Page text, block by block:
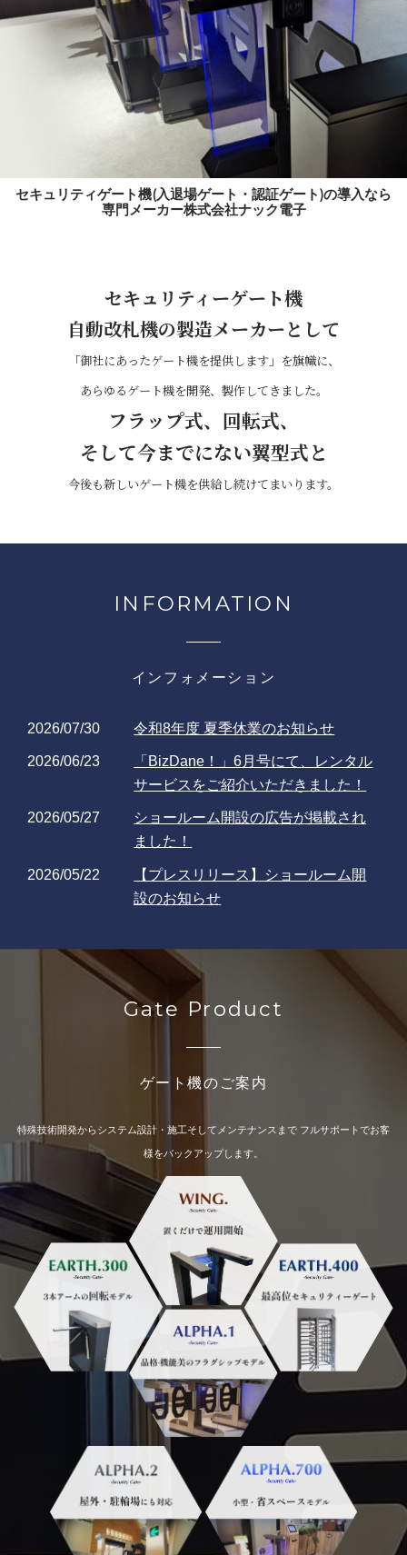
セキュリティゲート機(入退場ゲート・認証ゲート)の導入なら
専門メーカー株式会社ナック電子
セキュリティーゲート機
自動改札機の製造メーカーとして
「御社にあったゲート機を提供します」を旗幟に、
あらゆるゲート機を開発、製作してきました。
フラップ式、回転式、
そして今までにない翼型式と
今後も新しいゲート機を供給し続けてまいります。
INFORMATION
インフォメーション
2026/07/30 令和8年度 夏季休業のお知らせ
2026/06/23
「BizDane！」6月号にて、レンタル
サービスをご紹介いただきました！
2026/05/27
ショールーム開設の広告が掲載され
ました！
2026/05/22
【プレスリリース】ショールーム開
設のお知らせ
フラップ）
セキュリティゲート機のレンタルサ
ービス開始のお知らせ
レンタルサービス開始の広告が掲載
ス開始のお知らせ
2025/11/13
バックオフィス／営業・マーケ／IT・
情シス／店舗・EC DXPO東
京’25【秋】に出展いたします
2025/09/24
危機管理産業展(RISCON
TOKYO)2025に出展いたします
2025/01/30
日刊工業新聞に、F１＿ｔｏｗｅｒが
掲載されました。
2024/12/27
認証タワー３機種 新発売しまし
一部製品の統合及び販売終了のお知
らせ
詳細PDF
2024/10/11
ゲートブラックバージョンを新発
売！
2024/09/12
天然温泉リラックスパーク テルメ金
沢 様に「ＷＩＮＧ. １」が導入されま
Gate Product
ゲート機のご案内
特殊技術開発からシステム設計・施工そしてメンテナンスまで フルサポートでお客
様をバックアップします。